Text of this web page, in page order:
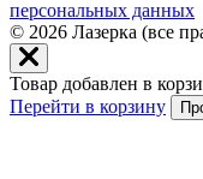
персональных данных
© 2026 Лазерка (все
Товар добавлен в
Перейти в корзину